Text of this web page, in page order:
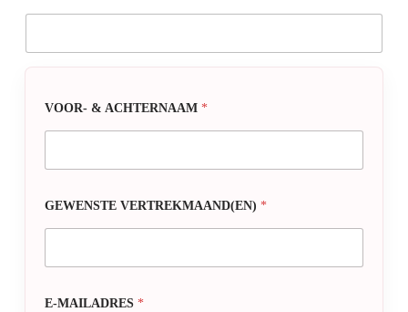
VOOR- & ACHTERNAAM*
GEWENSTE VERTREKMAAND(EN)*
E-MAILADRES*